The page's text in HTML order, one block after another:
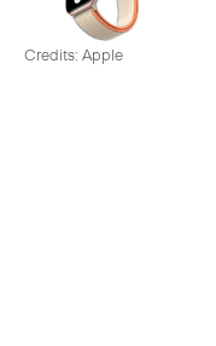
Credits: Apple